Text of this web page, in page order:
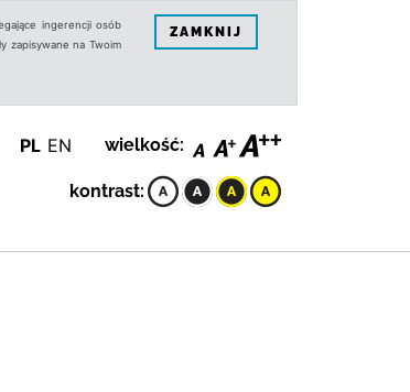
ingerencji osób
zapisywane na Twoim
ZAMKNIJ
PL EN wielkość:
kontrast: